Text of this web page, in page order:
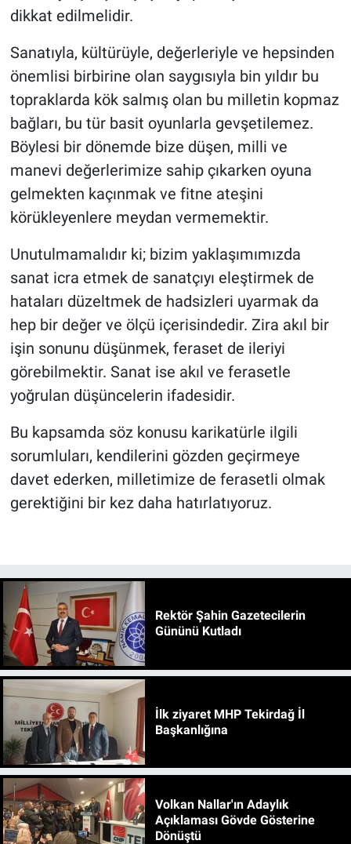
dikkat edilmelidir.
Sanatıyla, kültürüyle, değerleriyle ve hepsinden
önemlisi birbirine olan saygısıyla bin yıldır bu
topraklarda kök salmış olan bu milletin kopmaz
bağları, bu tür basit oyunlarla gevşetilemez.
Böylesi bir dönemde bize düşen, milli ve
manevi değerlerimize sahip çıkarken oyuna
gelmekten kaçınmak ve fitne ateşini
körükleyenlere meydan vermemektir.
Unutulmamalıdır ki; bizim yaklaşımımızda
sanat icra etmek de sanatçıyı eleştirmek de
hataları düzeltmek de hadsizleri uyarmak da
hep bir değer ve ölçü içerisindedir. Zira akıl bir
işin sonunu düşünmek, feraset de ileriyi
görebilmektir. Sanat ise akıl ve ferasetle
yoğrulan düşüncelerin ifadesidir.
Bu kapsamda söz konusu karikatürle ilgili
sorumluları, kendilerini gözden geçirmeye
davet ederken, milletimize de ferasetli olmak
gerektiğini bir kez daha hatırlatıyoruz.
Rektör Şahin Gazetecilerin
Gününü Kutladı
İlk ziyaret MHP Tekirdağ İl
Başkanlığına
Volkan Nallar'ın Adaylık
Açıklaması Gövde Gösterine
Dönüştü